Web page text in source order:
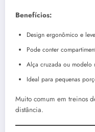
Benefícios:
Design ergonômico e
Pode conter
Alça cruzada ou modelo
Ideal para pequenas
Muito comum em treinos
distância.